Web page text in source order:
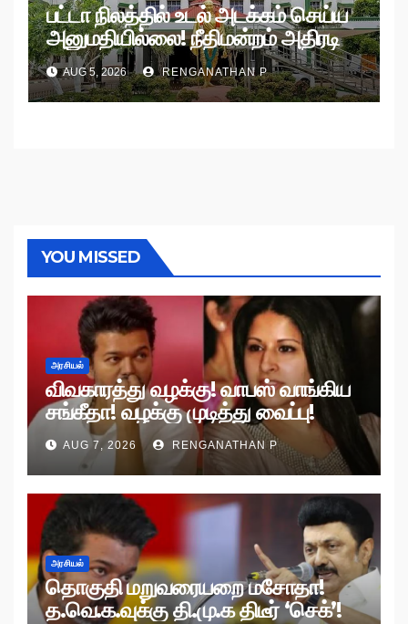
பட்டா நிலத்தில் உடல் அடக்கம் செய்ய
அனுமதியில்லை! நீதிமன்றம் அதிரடி
உத்தரவு!
AUG 5, 2026 RENGANATHAN P
YOU MISSED
அரசியல்
விவகாரத்து வழக்கு! வாபஸ் வாங்கிய
சங்கீதா! வழக்கு முடித்து வைப்பு!
AUG 7, 2026 RENGANATHAN P
அரசியல்
தொகுதி மறுவரையறை மசோதா!
த.வெ.க.வுக்கு தி.மு.க திடீர் ‘செக்’!